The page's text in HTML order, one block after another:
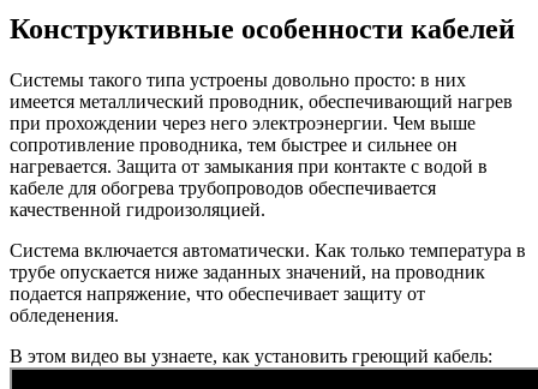
Конструктивные особенности кабелей
Системы такого типа устроены довольно просто: в них
имеется металлический проводник, обеспечивающий нагрев
при прохождении через него электроэнергии. Чем выше
сопротивление проводника, тем быстрее и сильнее он
нагревается. Защита от замыкания при контакте с водой в
кабеле для обогрева трубопроводов обеспечивается
качественной гидроизоляцией.
Система включается автоматически. Как только температура в
трубе опускается ниже заданных значений, на проводник
подается напряжение, что обеспечивает защиту от
обледенения.
В этом видео вы узнаете, как установить греющий кабель: